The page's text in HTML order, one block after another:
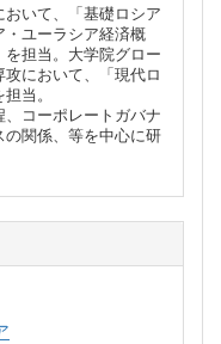
いて、「基礎ロシア
ユーラシア経済概
担当。大学院グロー
において、「現代ロ
当。
コーポレートガバナ
関係、等を中心に研